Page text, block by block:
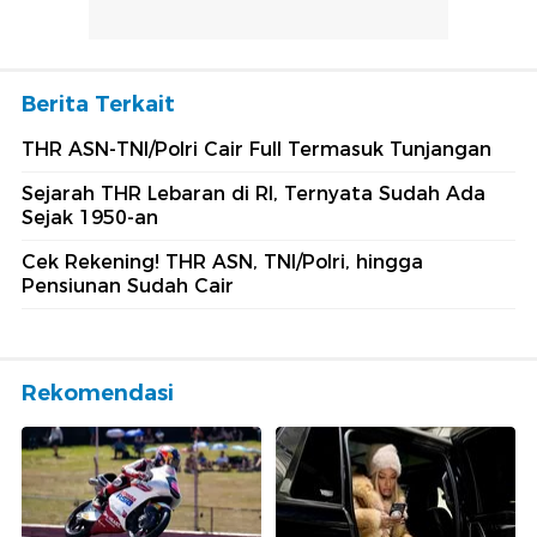
Berita Terkait
THR ASN-TNI/Polri Cair Full Termasuk Tunjangan
Sejarah THR Lebaran di RI, Ternyata Sudah Ada
Sejak 1950-an
Cek Rekening! THR ASN, TNI/Polri, hingga
Pensiunan Sudah Cair
Rekomendasi